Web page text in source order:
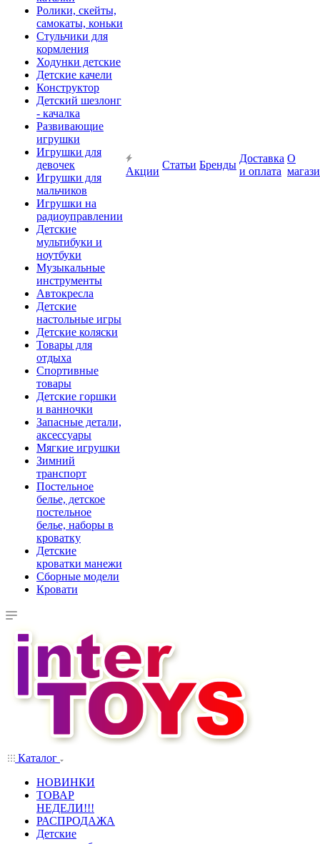
Ролики, скейты,
самокаты, коньки
Стульчики для
кормления
Ходунки детские
Детские качели
Конструктор
Детский шезлонг
- качалка
Развивающие
игрушки
Игрушки для
девочек
Игрушки для
мальчиков
Игрушки на
радиоуправлении
Детские
мультибуки и
ноутбуки
Музыкальные
инструменты
Автокресла
Детские
настольные игры
Детские коляски
Товары для
отдыха
Спортивные
товары
Детские горшки
и ванночки
Запасные детали,
аксессуары
Мягкие игрушки
Зимний
транспорт
Постельное
белье, детское
постельное
белье, наборы в
кроватку
Детские
кроватки манежи
Сборные модели
Кровати
Акции
Статьи Бренды
Доставка
и оплата
О
Каталог
НОВИНКИ
ТОВАР
НЕДЕЛИ!!!
РАСПРОДАЖА
Детские